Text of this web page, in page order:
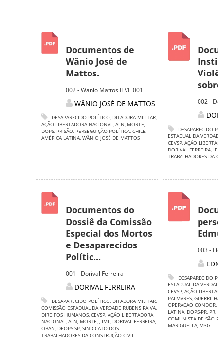
Documentos de
Wânio José de
Mattos.
002 - Wanio Mattos IEVE 001
WÂNIO JOSÉ DE MATTOS
DESAPARECIDO POLÍTICO, DITADURA MILITAR,
AÇÃO LIBERTADORA NACIONAL, ALN, MORTE,
DOPS, PRISÃO, PERSEGUIÇÃO POLÍTICA, CHILE,
AMÉRICA LATINA, WÂNIO JOSÉ DE MATTOS
002 -
DESAPARECIDO
ESTADUAL DA
CEVSP, AÇÃO
DORIVAL FERREIRA,
TRABALHADORES DA
Documentos do
Dossiê da Comissão
Especial dos Mortos
e Desaparecidos
Polític...
001 - Dorival Ferreira
DORIVAL FERREIRA
DESAPARECIDO POLÍTICO, DITADURA MILITAR,
COMISSÃO ESTADUAL DA VERDADE RUBENS PAIVA,
DIREITOS HUMANOS, CEVSP, AÇÃO LIBERTADORA
NACIONAL, ALN, MORTE, , IML, DORIVAL FERREIRA,
OBAN, DEOPS-SP, SINDICATO DOS
TRABALHADORES DA CONSTRUÇÃO CIVIL
003 -
DESAPARECIDO
ESTADUAL DA
CEVSP, AÇÃO
PALMARES,
OPERACAO CONDOR,
LATINA, DOPS-PR, PR,
COMUNISTA DE SÃO
MARIGUELLA, M3G